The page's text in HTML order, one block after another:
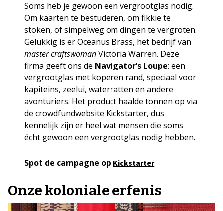
Soms heb je gewoon een vergrootglas nodig.
Om kaarten te bestuderen, om fikkie te
stoken, of simpelweg om dingen te vergroten.
Gelukkig is er Oceanus Brass, het bedrijf van
master craftswomanVictoria Warren. Deze
firma geeft ons de Navigator’s Loupe: een
vergrootglas met koperen rand, speciaal voor
kapiteins, zeelui, waterratten en andere
avonturiers. Het product haalde tonnen op via
de crowdfundwebsite Kickstarter, dus
kennelijk zijn er heel wat mensen die soms
écht gewoon een vergrootglas nodig hebben.
Spot de campagne op Kickstarter
Onze koloniale erfenis